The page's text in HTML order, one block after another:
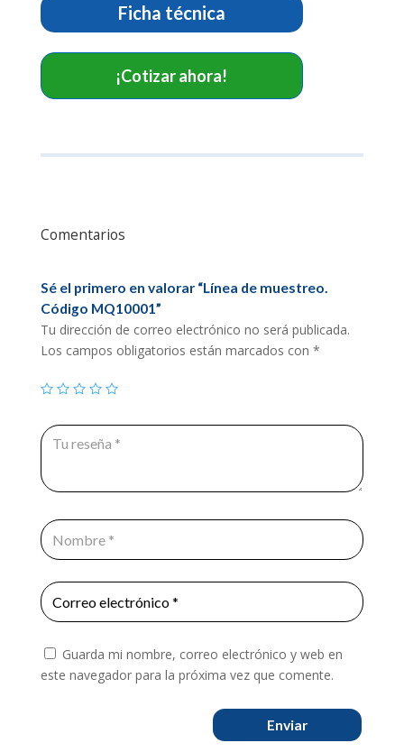
cantidad
Ficha técnica
¡Cotizar ahora!
Comentarios
Sé el primero en valorar “Línea de muestreo.
Código MQ10001”
Tu dirección de correo electrónico no será publicada.
Los campos obligatorios están marcados con *
Guarda mi nombre, correo electrónico y web en
este navegador para la próxima vez que comente.
Enviar